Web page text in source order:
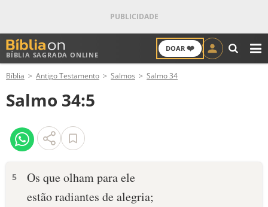
BÍBLIA SAGRADA ONLINE
DOAR ❤️
ANTIGO TESTAMENTO
NOVO TESTAMENTO
VERSÍCULOS
PALAVRA DO DIA
Bíblia Antigo Testamento Salmos Salmo 34
Salmo 34:5
5
Os que olham para ele
estão radiantes de alegria;